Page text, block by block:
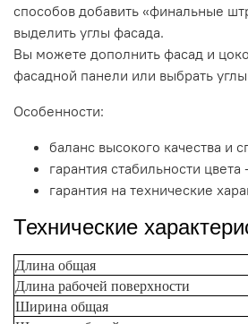
способов добавить «финальные
выделить углы фасада.
Вы можете дополнить фасад и
фасадной панели или выбрать
Особенности:
баланс высокого качества и
гарантия стабильности цвета
гарантия на технические
Технические
Длина общая
Длина рабочей поверхности
Ширина общая